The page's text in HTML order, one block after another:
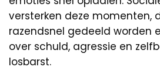
versterken deze momenten,
razendsnel gedeeld worden
over schuld, agressie en
losbarst.